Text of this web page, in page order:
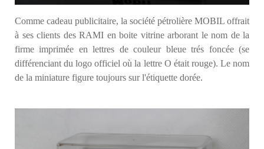
Comme cadeau publicitaire, la société pétrolière MOBIL offrait
à ses clients des RAMI en boite vitrine arborant le nom de la
firme imprimée en lettres de couleur bleue trés foncée (se
différenciant du logo officiel où la lettre O était rouge). Le nom
de la miniature figure toujours sur l'étiquette dorée.